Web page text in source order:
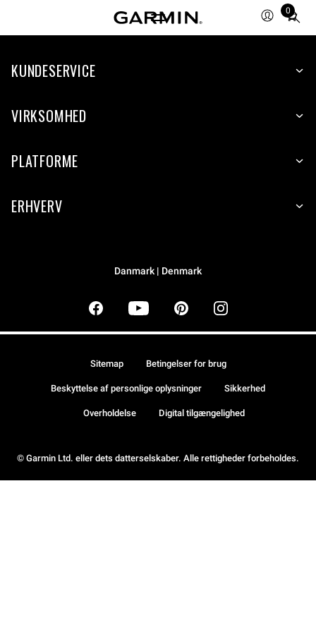
0
Total
items
cart:
KUNDESERVICE
VIRKSOMHED
PLATFORME
ERHVERV
Danmark | Denmark
© Garmin Ltd. eller dets datterselskaber. Alle rettigheder forbeholdes.
Sitemap Betingelser for brug
Beskyttelse af personlige oplysninger Sikkerhed
Overholdelse Digital tilgængelighed